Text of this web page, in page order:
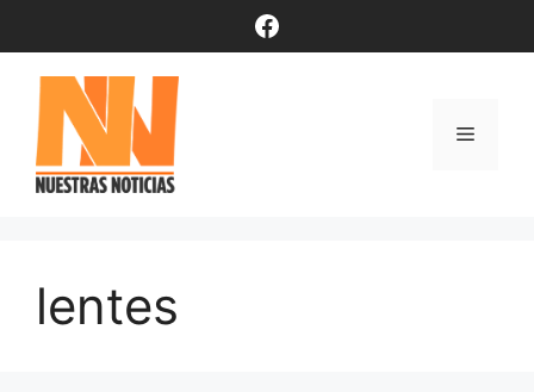
contenido
Facebook
Menú
lentes